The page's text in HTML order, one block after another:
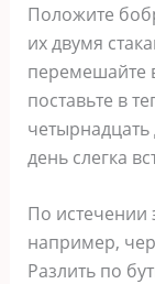
Положите
их двумя
перемешайте
поставьте в
день слегка
По истечении
например,
Разлить по